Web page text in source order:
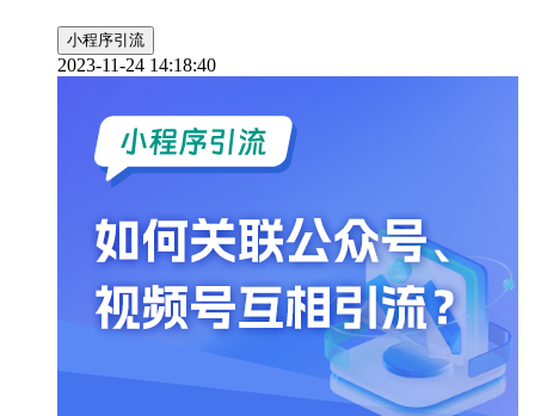
小程序引流
2023-11-24 14:18:40